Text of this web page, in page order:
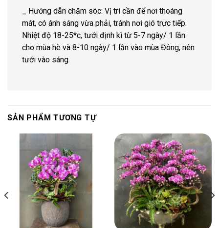
_ Hướng dẫn chăm sóc: Vị trí cần để nơi thoáng
mát, có ánh sáng vừa phải, tránh nơi gió trực tiếp.
Nhiệt độ 18-25*c, tưới định kì từ 5-7 ngày/ 1 lần
cho mùa hè và 8-10 ngày/ 1 lần vào mùa Đông, nên
tưới vào sáng.
SẢN PHẨM TƯƠNG TỰ